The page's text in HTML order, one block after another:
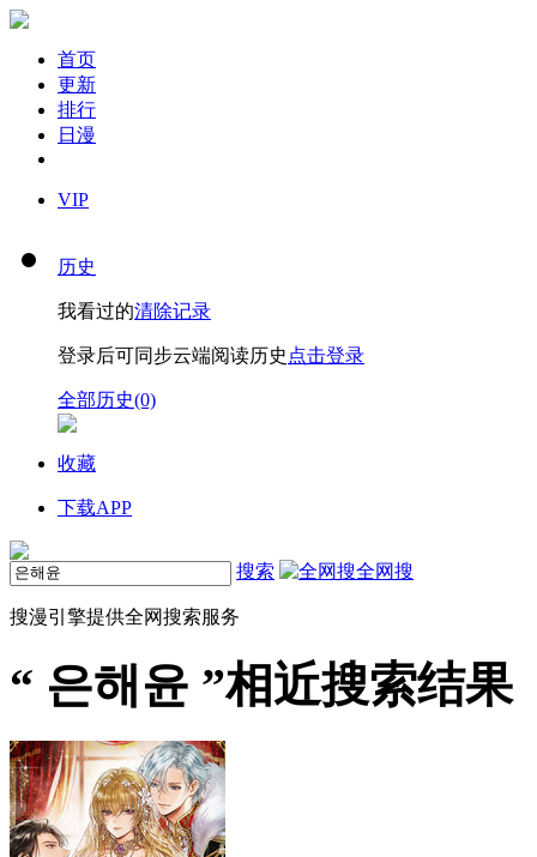
首页
更新
排行
日漫
VIP
历史
我看过的清除记录
登录后可同步云端阅读历史 点击登录
全部历史(0)
收藏
下载APP
搜索 全网搜
搜漫引擎提供全网搜索服务
“ 은해윤 ”相近搜索结果